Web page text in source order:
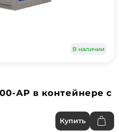
В наличии
АР в контейнере с
Купить